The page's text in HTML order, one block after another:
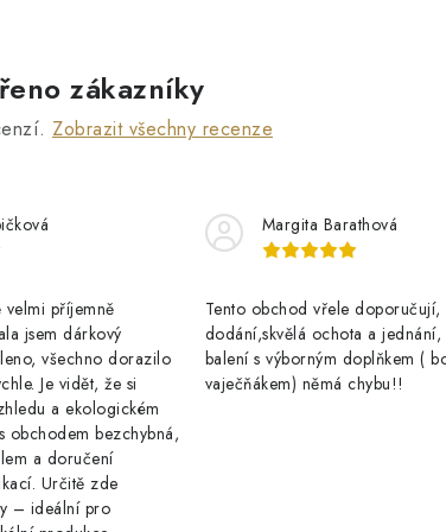
zákazníky
Zobrazit všechny recenze
příjemně
jsem dárkový
všechno dorazilo
Je vidět, že si
a ekologickém
obchodem bezchybná,
a doručení
Určitě zde
– ideální pro
Margita Barathová
Tento obchod vřele doporučují,
dodání,skvělá ochota a jednání,
balení s výborným doplňkem (
vaječňákem) němá chybu!!